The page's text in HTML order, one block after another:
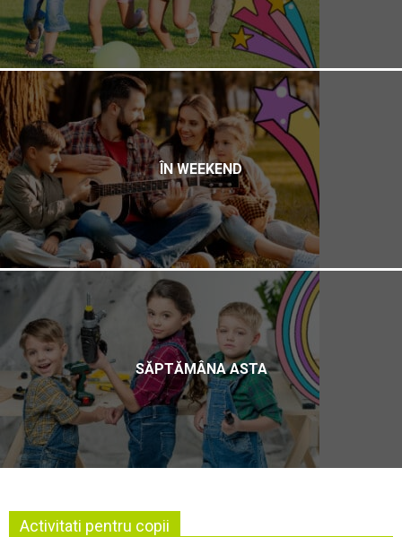
ÎN WEEKEND
SĂPTĂMÂNA ASTA
Activitati pentru copii